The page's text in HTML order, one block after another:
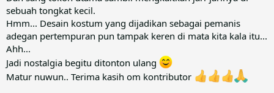
sebuah tongkat kecil.
Hmm... Desain kostum yang dijadikan sebagai pemanis
adegan pertempuran pun tampak keren di mata kita kala itu...
Ahh...
Jadi nostalgia begitu ditonton ulang
Matur nuwun.. Terima kasih om kontributor